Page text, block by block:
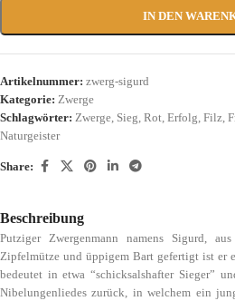
IN DEN
Artikelnummer: zwerg-sigurd
Kategorie: Zwerge
Schlagwörter: Zwerge, Sieg, Rot, Erfolg, Filz,
Naturgeister
Share:
Beschreibung
Putziger Zwergenmann namens Sigurd,
Zipfelmütze und üppigem Bart gefertigt ist er
bedeutet in etwa “schicksalshafter Sieger”
Nibelungenliedes zurück, in welchem ein